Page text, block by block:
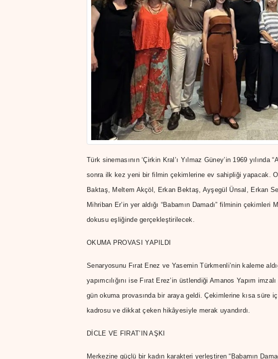
Türk sinemasının ‘Çirkin Kral’ı Yılmaz Güney’in 1969
sonra ilk kez yeni bir filmin çekimlerine ev sahipliği yapacak.
Baktaş, Meltem Akçöl, Erkan Bektaş, Ayşegül Ünsal, Erkan
Mihriban Er’in yer aldığı “Babamın Damadı” filminin
dokusu eşliğinde gerçekleştirilecek.
OKUMA PROVASI YAPILDI
Senaryosunu Fırat Enez ve Yasemin Türkmenli’nin kaleme
yapımcılığını ise Fırat Erez’in üstlendiği Amanos Yapım
gün okuma provasında bir araya geldi. Çekimlerine kısa süre
kadrosu ve dikkat çeken hikâyesiyle merak uyandırdı.
DİCLE VE FIRAT’IN AŞKI
Merkezine güçlü bir kadın karakteri yerleştiren “Babamın